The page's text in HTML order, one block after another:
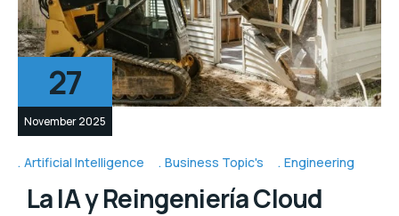
27
November 2025
Artificial Intelligence Business Topic's Engineering
La IA y Reingeniería Cloud